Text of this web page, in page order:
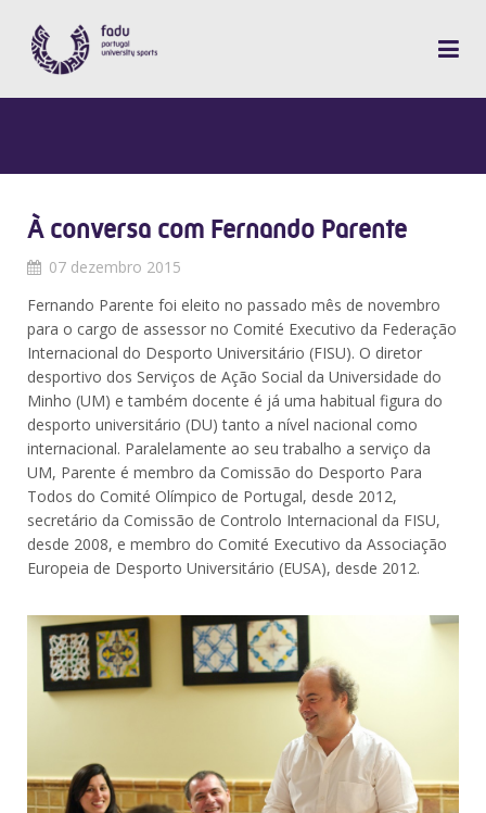
À conversa com Fernando Parente
07 dezembro 2015
Fernando Parente foi eleito no passado mês de novembro
para o cargo de assessor no Comité Executivo da Federação
Internacional do Desporto Universitário (FISU). O diretor
desportivo dos Serviços de Ação Social da Universidade do
Minho (UM) e também docente é já uma habitual figura do
desporto universitário (DU) tanto a nível nacional como
internacional. Paralelamente ao seu trabalho a serviço da
UM, Parente é membro da Comissão do Desporto Para
Todos do Comité Olímpico de Portugal, desde 2012,
secretário da Comissão de Controlo Internacional da FISU,
desde 2008, e membro do Comité Executivo da Associação
Europeia de Desporto Universitário (EUSA), desde 2012.